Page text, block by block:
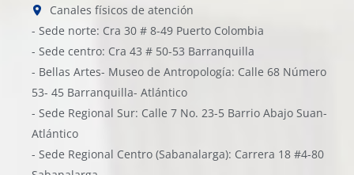
Canales físicos de atención
- Sede norte: Cra 30 # 8-49 Puerto Colombia
- Sede centro: Cra 43 # 50-53 Barranquilla
- Bellas Artes- Museo de Antropología: Calle 68 Número
53- 45 Barranquilla- Atlántico
- Sede Regional Sur: Calle 7 No. 23-5 Barrio Abajo Suan-
Atlántico
- Sede Regional Centro (Sabanalarga): Carrera 18 #4-80